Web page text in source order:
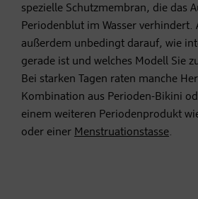
spezielle Schutzmembran, die das
Periodenblut im Wasser verhindert.
außerdem unbedingt darauf, wie
gerade ist und welches Modell Sie
Bei starken Tagen raten manche
Kombination aus Perioden-Bikini
einem weiteren Periodenprodukt
oder einer Menstruationstasse.